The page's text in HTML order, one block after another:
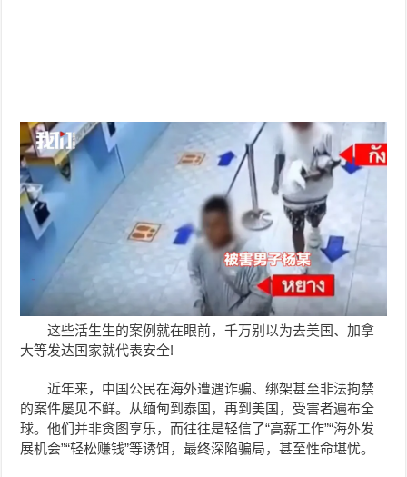
这些活生生的案例就在眼前，千万别以为去美国、加拿
大等发达国家就代表安全!
近年来，中国公民在海外遭遇诈骗、绑架甚至非法拘禁
的案件屡见不鲜。从缅甸到泰国，再到美国，受害者遍布全
球。他们并非贪图享乐，而往往是轻信了“高薪工作”“海外发
展机会”“轻松赚钱”等诱饵，最终深陷骗局，甚至性命堪忧。